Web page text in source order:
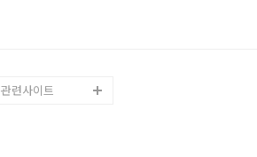
관련사이트